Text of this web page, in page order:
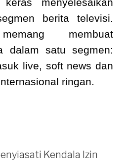
berita televisi.
membuat
dalam satu segmen:
live, soft news dan
ringan.
Kendala Izin